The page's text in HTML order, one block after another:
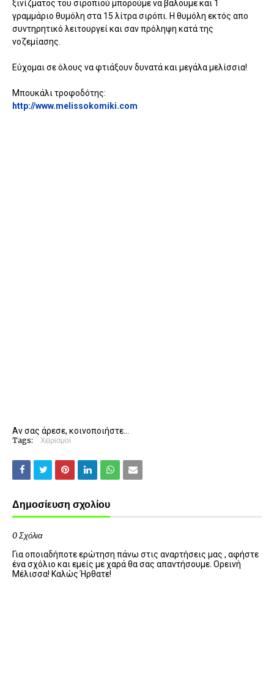
ξινίζματος του σιροπιού μπορούμε να βάλουμε και 1
γραμμάριο θυμόλη στα 15 λίτρα σιρόπι. Η θυμόλη εκτός απο
συντηρητικό λειτουργεί και σαν πρόληψη κατά της
νοζεμίασης.
Εύχομαι σε όλους να φτιάξουν δυνατά και μεγάλα μελίσσια!
Μπουκάλι τροφοδότης:
http://www.melissokomiki.com
Αν σας άρεσε, κοινοποιήστε...
Tags: Χειρισμοί
Δημοσίευση σχολίου
0 Σχόλια
Για οποιαδήποτε ερώτηση πάνω στις αναρτήσεις μας , αφήστε
ένα σχόλιο και εμείς με χαρά θα σας απαντήσουμε. Ορεινή
Μέλισσα! Καλώς Ήρθατε!